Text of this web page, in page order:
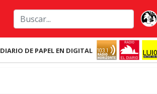
DE PAPEL EN DIGITAL